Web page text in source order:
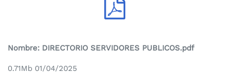
Nombre: DIRECTORIO SERVIDORES PUBLICOS.pdf
0.71Mb 01/04/2025